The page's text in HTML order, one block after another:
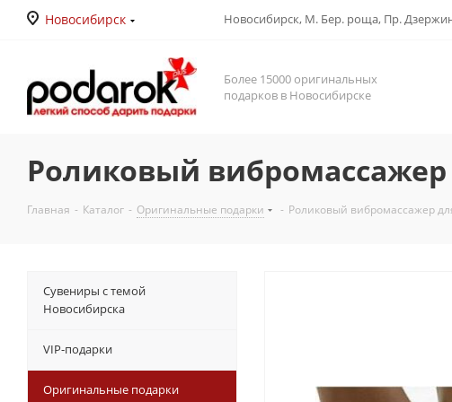
Новосибирск Новосибирск, М. Бер. роща, Пр.
Более 15000 оригинальных
подарков в Новосибирске
Роликовый
Главная - Каталог - Оригинальные подарки - Роликовый вибромассажер
Сувениры с темой
Новосибирска
VIP-подарки
Оригинальные подарки